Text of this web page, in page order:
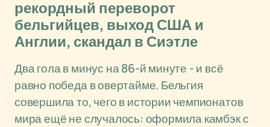
рекордный переворот
бельгийцев, выход США и
Англии, скандал в Сиэтле
Два гола в минус на 86-й минуте - и всё
равно победа в овертайме. Бельгия
совершила то, чего в истории чемпионатов
мира ещё не случалось: оформила камбэк с